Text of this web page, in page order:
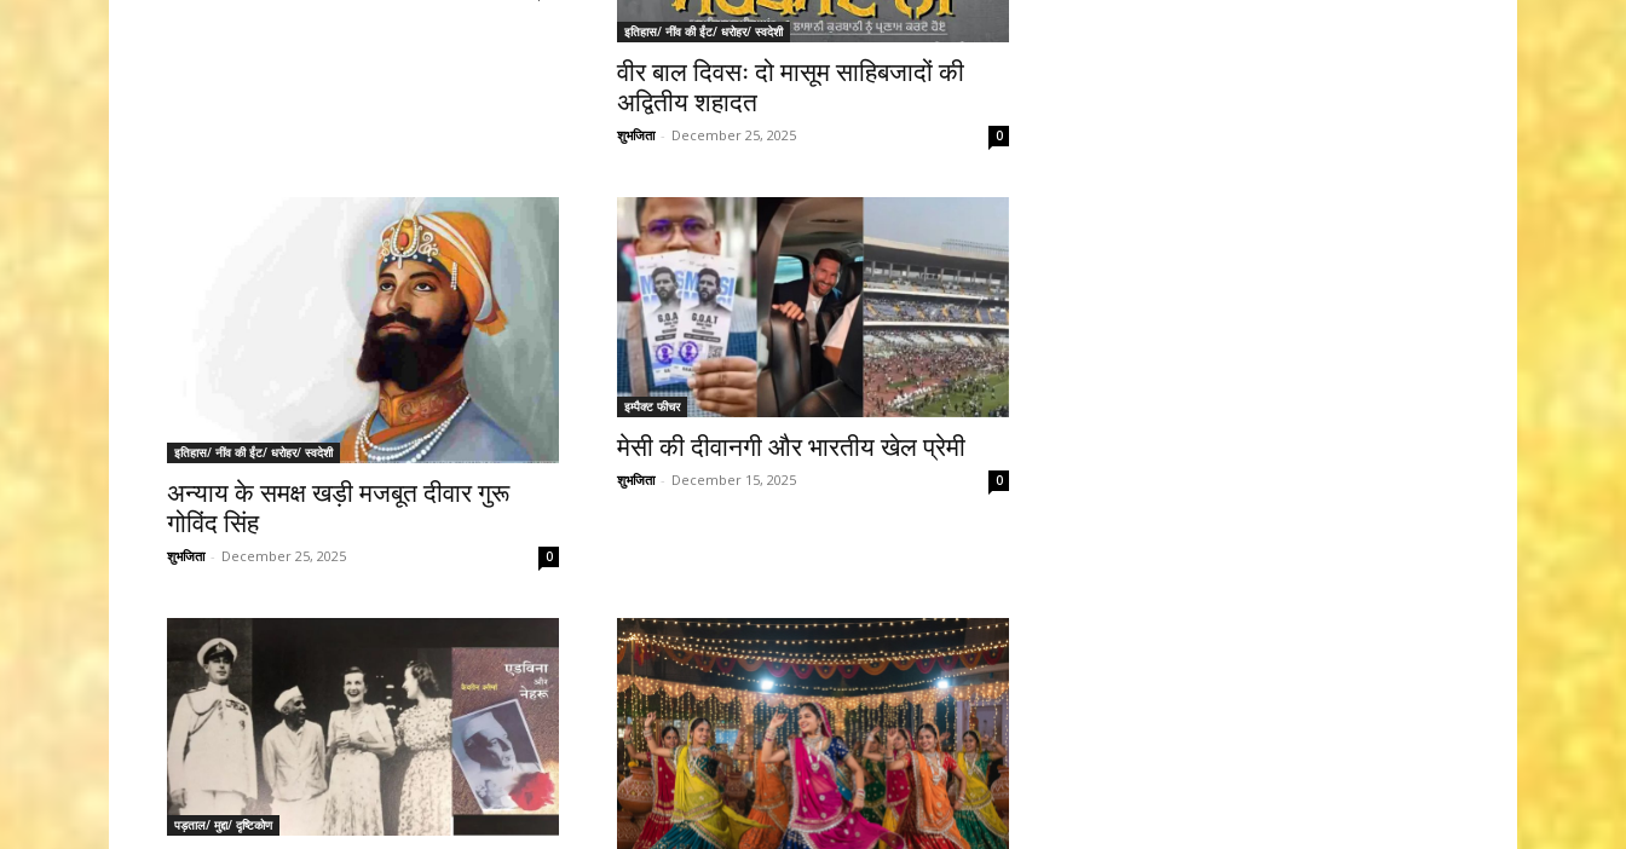
इतिहास/ नींव की ईंट/ धरोहर/ स्वदेशी
वीर बाल दिवसः दो मासूम साहिबजादों की
अद्वितीय शहादत
शुभजिता - December 25, 2025 0
इतिहास/ नींव की ईंट/ धरोहर/ स्वदेशी
अन्याय के समक्ष खड़ी मजबूत दीवार गुरू
गोविंद सिंह
शुभजिता - December 25, 2025 0
इम्पैक्ट फीचर
मेसी की दीवानगी और भारतीय खेल प्रेमी
शुभजिता - December 15, 2025 0
पड़ताल/ मुद्दा/ दृष्टिकोण